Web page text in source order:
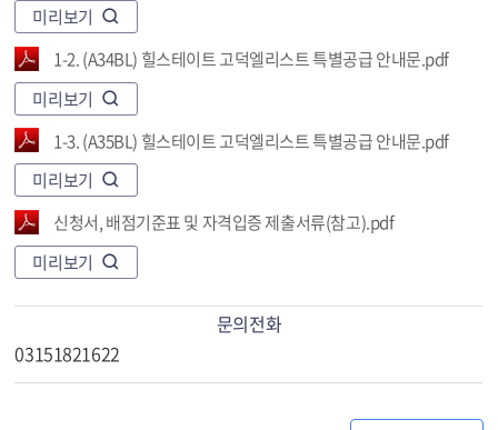
미리보기
1-2. (A34BL) 힐스테이트 고덕엘리스트 특별공급 안내문.pdf
미리보기
1-3. (A35BL) 힐스테이트 고덕엘리스트 특별공급 안내문.pdf
미리보기
신청서, 배점기준표 및 자격입증 제출서류(참고).pdf
미리보기
문의전화
03151821622